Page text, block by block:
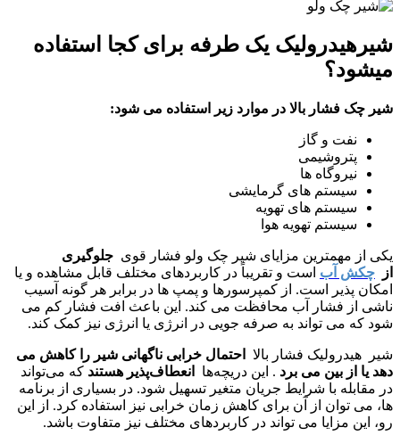
شیرهیدرولیک یک طرفه برای کجا استفاده
میشود؟
شیر چک فشار بالا در موارد زیر استفاده می شود:
نفت و گاز
پتروشیمی
نیروگاه ها
سیستم های گرمایشی
سیستم های تهویه
سیستم تهویه هوا
یکی از مهمترین مزایای شیر چک ولو فشار قوی جلوگیری
از چکش آب است و تقریباً در کاربردهای مختلف قابل مشاهده و یا
امکان پذیر است. از کمپرسورها و پمپ ها در برابر هر گونه آسیب
ناشی از فشار آب محافظت می کند. این باعث افت فشار کم می
شود که می تواند به صرفه جویی در انرژی یا انرژی نیز کمک کند.
شیر هیدرولیک فشار بالا
احتمال خرابی ناگهانی شیر را کاهش می
دهد یا از بین می برد . این دریچه‌ها انعطاف‌پذیر هستند که می‌تواند
در مقابله با شرایط جریان متغیر تسهیل شود. در بسیاری از برنامه
ها، می توان از آن برای کاهش زمان خرابی نیز استفاده کرد. از این
رو، این مزایا می تواند در کاربردهای مختلف نیز متفاوت باشد.